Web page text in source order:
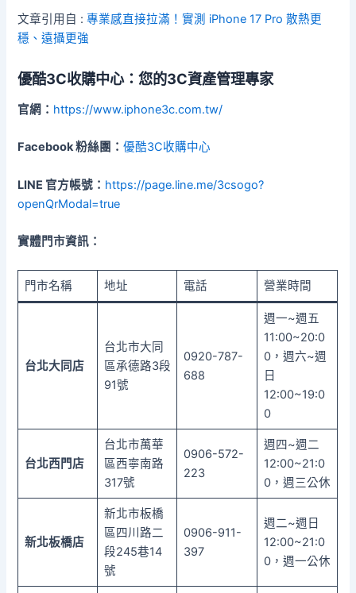
文章引用自 :專業感直接拉滿！實測 iPhone 17 Pro 散熱更
穩、遠攝更強
優酷3C收購中心：您的3C資產管理專家
官網： https://www.iphone3c.com.tw/
Facebook 粉絲團：優酷3C收購中心
LINE 官方帳號： https://page.line.me/3csogo?
openQrModal=true
實體門市資訊：
門市名稱 地址 電話 營業時間
台北大同店
台北市大同
區承德路3段
91號
0920-787-
688
週一~週五
11:00~20:0
0，週六~週
日
12:00~19:0
0
台北西門店
台北市萬華
區西寧南路
317號
0906-572-
223
週四~週二
12:00~21:0
0，週三公休
新北板橋店
新北市板橋
區四川路二
段245巷14
號
0906-911-
397
週二~週日
12:00~21:0
0，週一公休